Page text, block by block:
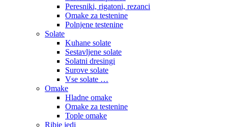
Peresniki, rigatoni, rezanci
Omake za testenine
Polnjene testenine
Solate
Kuhane solate
Sestavljene solate
Solatni dresingi
Surove solate
Vse solate …
Omake
Hladne omake
Omake za testenine
Tople omake
Ribje jedi